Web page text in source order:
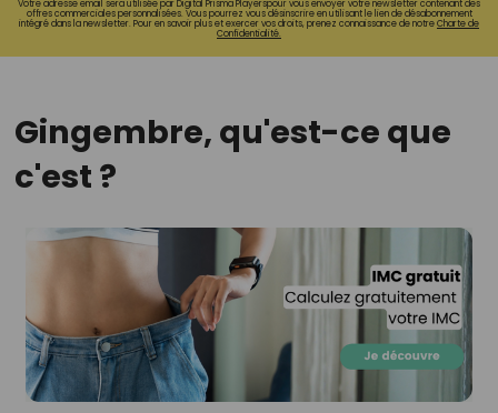
Votre adresse email sera utilisée par Digital Prisma Playerspour vous envoyer votre newsletter contenant des
offres commerciales personnalisées. Vous pourrez vous désinscrire en utilisant le lien de désabonnement
intégré dans la newsletter. Pour en savoir plus et exercer vos droits, prenez connaissance de notreCharte de
Confidentialité.
Gingembre, qu'est-ce que
c'est ?